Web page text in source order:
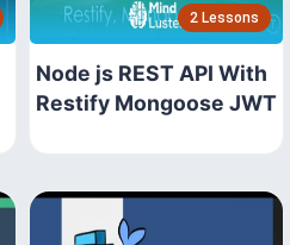
2 Lessons
Node js REST API With
Restify Mongoose JWT